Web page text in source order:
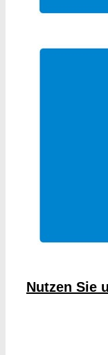
Nutzen Sie